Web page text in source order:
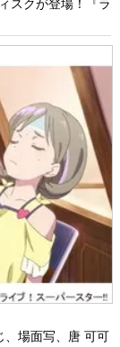
スクが登場！『ラ
、場面写、唐 可可